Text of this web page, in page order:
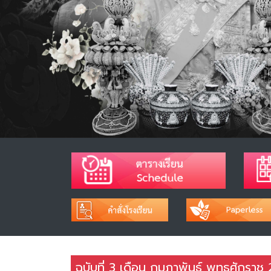
ฉบับที่ 3 เดือน กุมภาพันธ์ พุทธศักราช